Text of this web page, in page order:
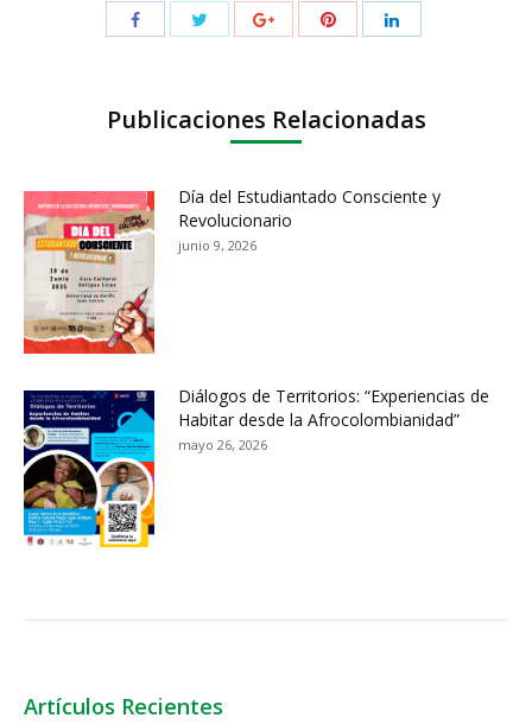
Publicaciones Relacionadas
Día del Estudiantado Consciente y
Revolucionario
junio 9, 2026
Diálogos de Territorios: “Experiencias de
Habitar desde la Afrocolombianidad”
mayo 26, 2026
Artículos Recientes